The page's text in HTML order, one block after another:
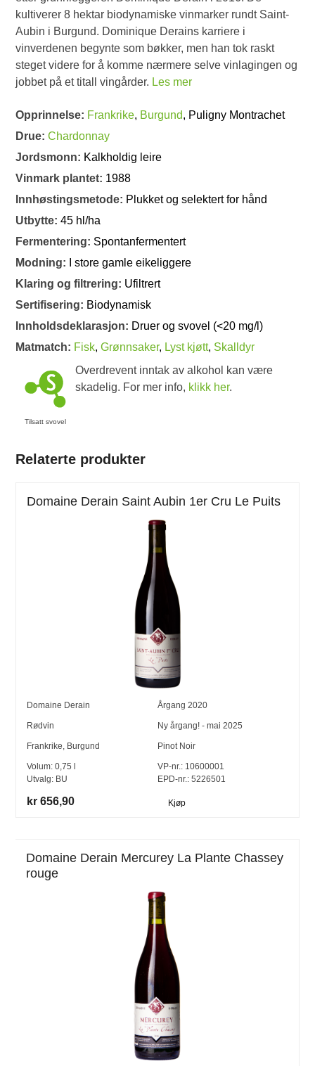
kultiverer 8 hektar biodynamiske vinmarker rundt Saint-
Aubin i Burgund. Dominique Derains karriere i
vinverdenen begynte som bøkker, men han tok raskt
steget videre for å komme nærmere selve vinlagingen og
jobbet på et titall vingårder. Les mer
Opprinnelse: Frankrike, Burgund, Puligny Montrachet
Drue:Chardonnay
Jordsmonn: Kalkholdig leire
Vinmark plantet: 1988
Innhøstingsmetode: Plukket og selektert for hånd
Utbytte:45 hl/ha
Fermentering: Spontanfermentert
Modning:
I store gamle eikeliggere
Klaring og filtrering: Ufiltrert
Sertifisering: Biodynamisk
Innholdsdeklarasjon: Druer og svovel (<20 mg/l)
Matmatch: Fisk,Grønnsaker, Lyst kjøtt, Skalldyr
Tilsatt svovel
Overdrevent inntak av alkohol kan være
skadelig. For mer info, klikk her.
Relaterte produkter
Domaine Derain Saint Aubin 1er Cru Le Puits
Domaine Derain Årgang 2020
Rødvin Ny årgang! - mai 2025
Frankrike, Burgund Pinot Noir
Volum:0,75
Utvalg: BU
VP-nr.: 10600001
EPD-nr.: 5226501
kr 656,90 Kjøp
Domaine Derain Mercurey La Plante Chassey
rouge